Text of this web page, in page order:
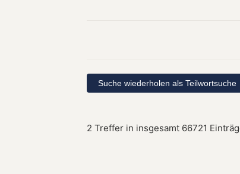
2 Treffer in insgesamt 66721